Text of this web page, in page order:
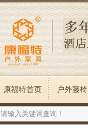
康福特首页 户外藤椅